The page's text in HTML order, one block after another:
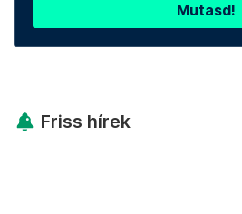
Mutasd!
Friss hírek